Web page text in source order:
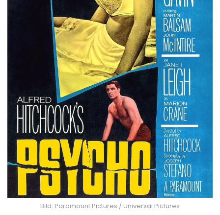
Bild: Paramount Pictures / Universal Pictures